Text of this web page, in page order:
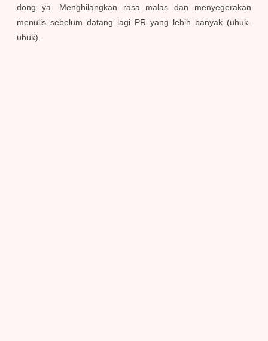
dong ya. Menghilangkan rasa malas dan menyegerakan
menulis sebelum datang lagi PR yang lebih banyak (uhuk-
uhuk)